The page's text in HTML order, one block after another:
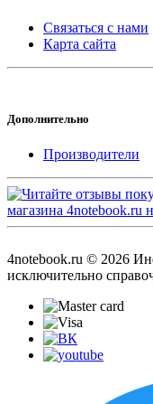
Связаться с нами
Карта сайта
Дополнительно
Производители
4notebook.ru © 2026
исключительно